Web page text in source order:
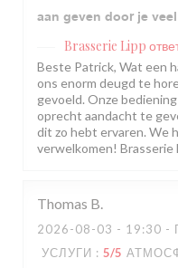
aan geven door je
Brasserie Lipp
Beste Patrick, Wat een
ons enorm deugd te
gevoeld. Onze
oprecht aandacht te
dit zo hebt ervaren. We
verwelkomen! Brasserie
Thomas B
2026-08-03 - 19:30 -
УСЛУГИ : 5/5